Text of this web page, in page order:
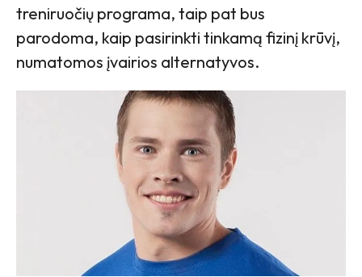
treniruočių programa, taip pat bus
parodoma, kaip pasirinkti tinkamą fizinį krūvį,
numatomos įvairios alternatyvos.